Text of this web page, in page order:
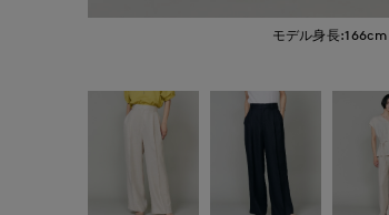
モデル身長:166cm